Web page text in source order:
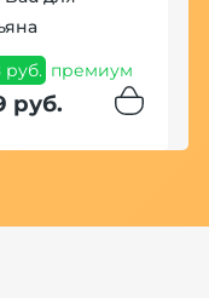
руб. премиум
руб.